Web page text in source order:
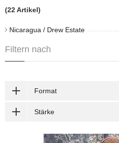
(22 Artikel)
Nicaragua / Drew Estate
Filtern nach
Format
Stärke